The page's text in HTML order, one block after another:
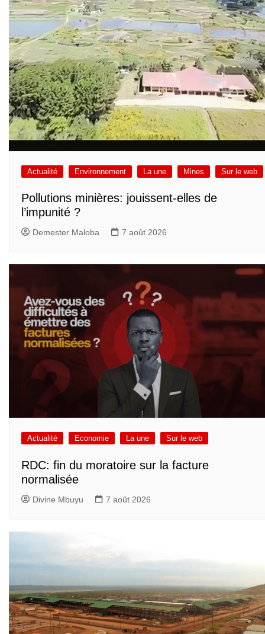
Actualité Environnement La une Mines Sur le web
Pollutions minières: jouissent-elles de
l’impunité ?
Demester Maloba 7 août 2026
Actualité Economie La une Sur le web
RDC: fin du moratoire sur la facture
normalisée
Divine Mbuyu 7 août 2026